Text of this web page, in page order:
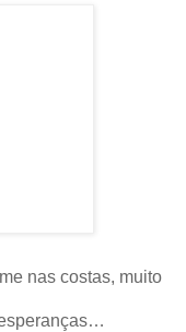
nas costas, muito